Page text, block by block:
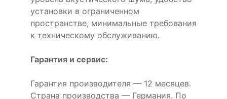
установки в ограниченном
пространстве, минимальные требования
к техническому обслуживанию.
Гарантия и сервис:
Гарантия производителя — 12 месяцев.
Страна производства — Германия. По